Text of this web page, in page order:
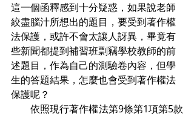
這一個函釋感到十分疑惑，如果說老師
絞盡腦汁所想出的題目，要受到著作權
法保護，或許不會太讓人訝異，畢竟有
些新聞都提到補習班剽竊學校教師的前
述題目，作為自己的測驗卷內容，但學
生的答題結果，怎麼也會受到著作權法
保護呢？
依照現行著作權法第9條第1項第5款